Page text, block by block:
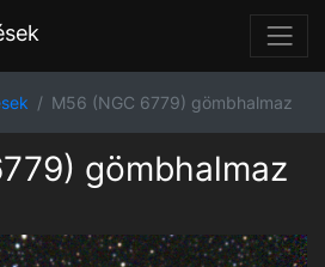
M56 (NGC 6779) gömbhalmaz
gömbhalmaz